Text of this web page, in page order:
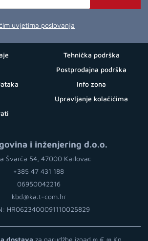
uvjetima poslovanja
Tehnička podrška
Postprodajna podrška
Info zona
Upravljanje kolačićima
i inženjering d.o.o.
Švarča 54, 47000 Karlovac
+385 47 431 188
06950042216
kbd@ka.t-com.hr
HR0623400091110025829
dostava za narudžbe iznad ∞ € ∞ Kn